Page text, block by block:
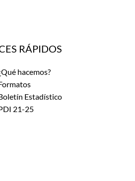
RÁPIDOS
hacemos?
Estadístico
21-25